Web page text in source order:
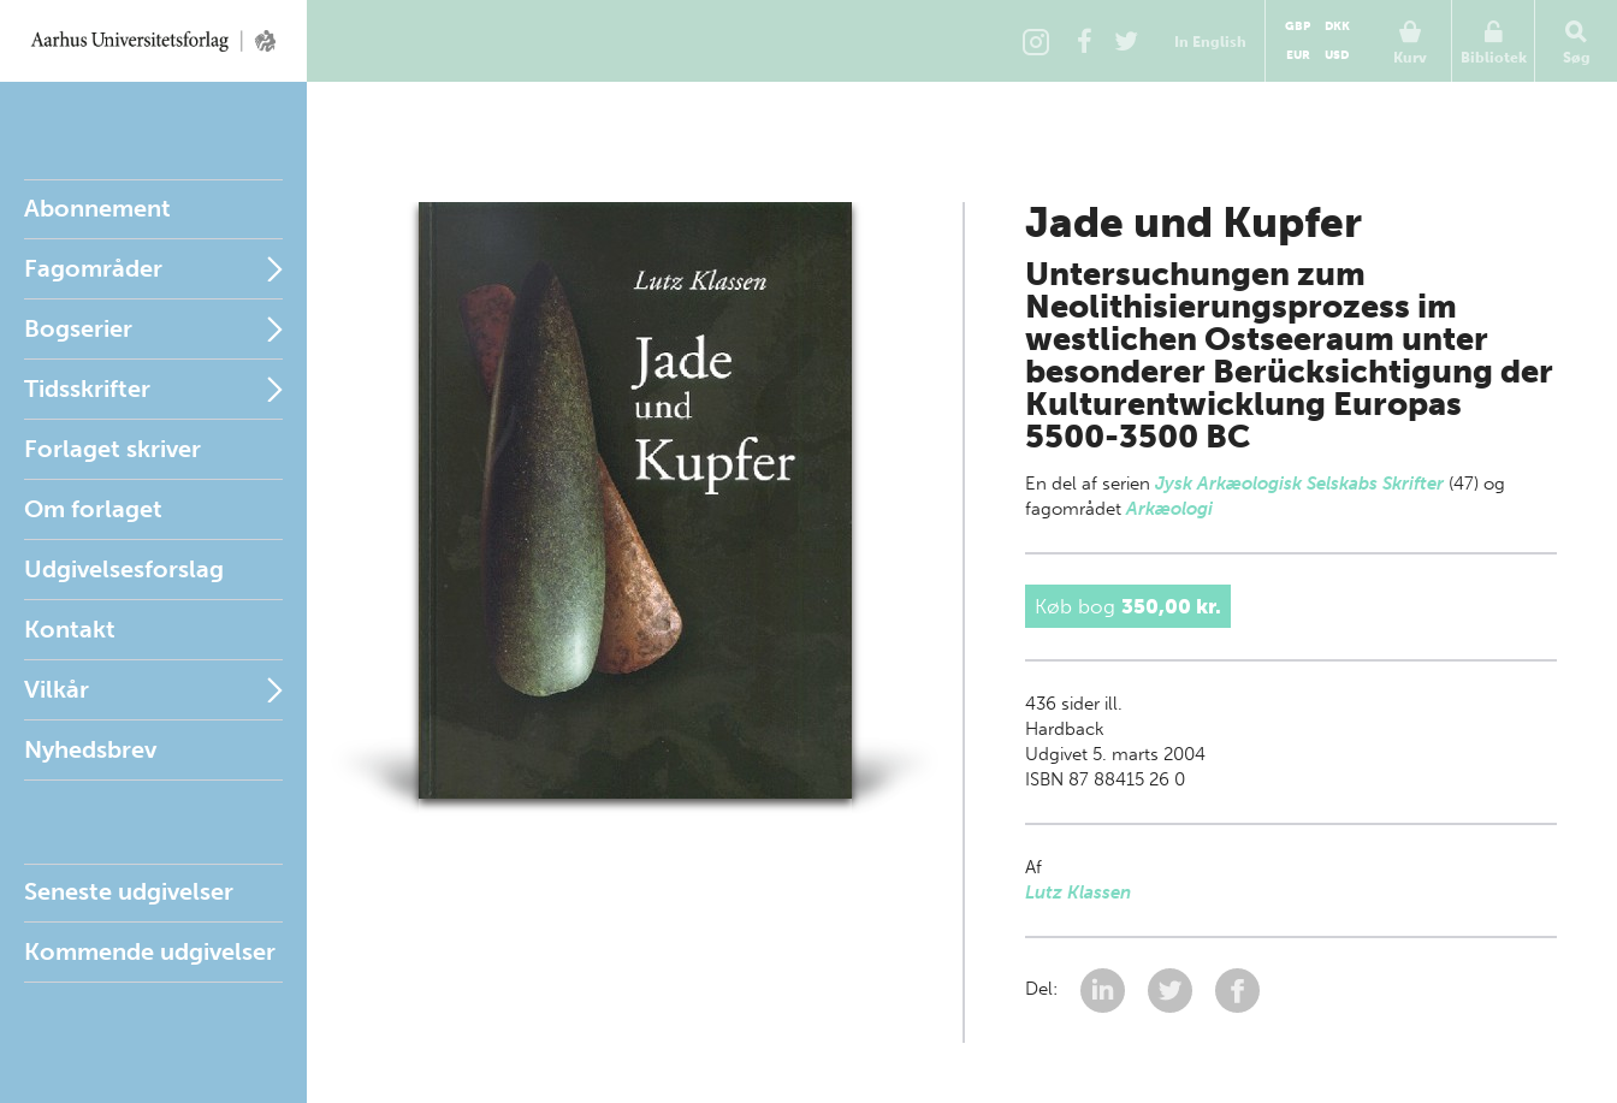
In English
Kurv
GBP
DKK
EUR
USD Bibliotek Søg
Abonnement
Fagområder
Bogserier
Tidsskrifter
Forlaget skriver
Om forlaget
Udgivelsesforslag
Kontakt
Vilkår
Nyhedsbrev
Seneste udgivelser
Kommende udgivelser
Jade und Kupfer
Untersuchungen zum
Neolithisierungsprozess im
westlichen Ostseeraum unter
besonderer Berücksichtigung der
Kulturentwicklung Europas
5500-3500 BC
En del af serien Jysk Arkæologisk Selskabs Skrifter (47) og
fagområdetArkæologi
Køb bog 350,00 kr.
436 sider ill.
Hardback
Udgivet 5. marts 2004
ISBN 87 88415 26 0
Af
Lutz Klassen
Del: